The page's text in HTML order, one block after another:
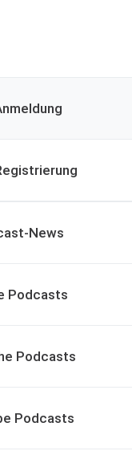
News
Podcasts
Podcasts
Podcasts